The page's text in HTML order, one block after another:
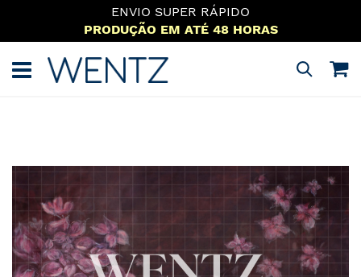
ENVIO SUPER RÁPIDO
PRODUÇÃO EM ATÉ 48 HORAS
para
o
Pesquisa
final
da
Galeria
de
imagens